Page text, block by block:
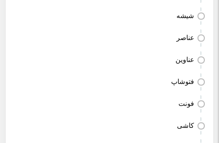
شیشه
عناصر
عناوین
فتوشاپ
فونت
کاشی